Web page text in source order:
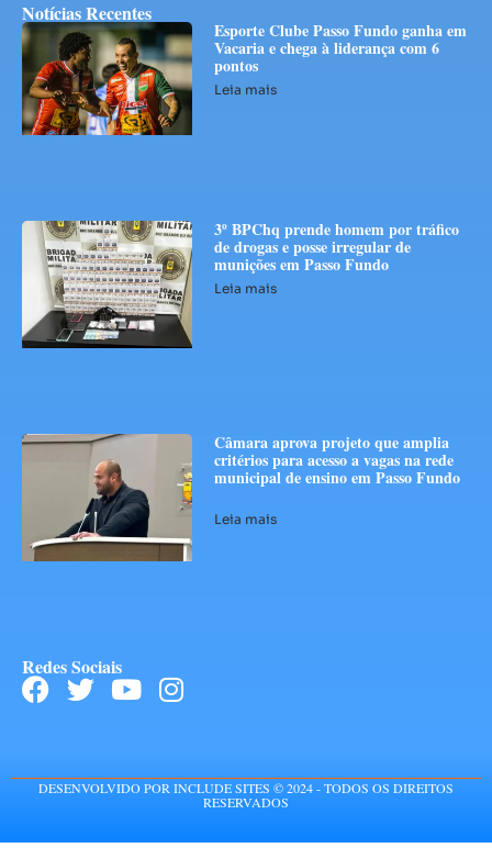
Notícias Recentes
Esporte Clube Passo Fundo ganha em
Vacaria e chega à liderança com 6
pontos
Leia mais
3º BPChq prende homem por tráfico
de drogas e posse irregular de
munições em Passo Fundo
Leia mais
Câmara aprova projeto que amplia
critérios para acesso a vagas na rede
municipal de ensino em Passo Fundo
Leia mais
Redes Sociais
DESENVOLVIDO POR INCLUDE SITES © 2024 - TODOS OS DIREITOS
RESERVADOS